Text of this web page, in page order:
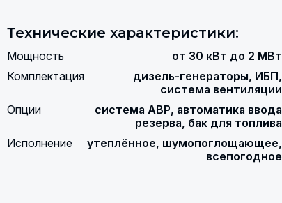
Технические характеристики:
Мощность
от 30 кВт до 2 МВт
Комплектация
дизель-генераторы, ИБП,
система вентиляции
Опции
система АВР, автоматика ввода
резерва, бак для топлива
Исполнение
утеплённое, шумопоглощающее,
всепогодное